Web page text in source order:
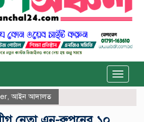
Toggle
, আইন আদালত